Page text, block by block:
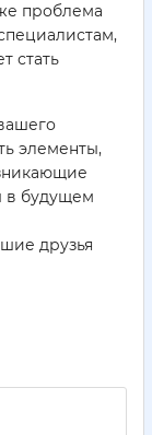
проблема
стать
элементы,
в будущем
друзья